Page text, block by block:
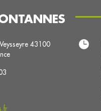
43100